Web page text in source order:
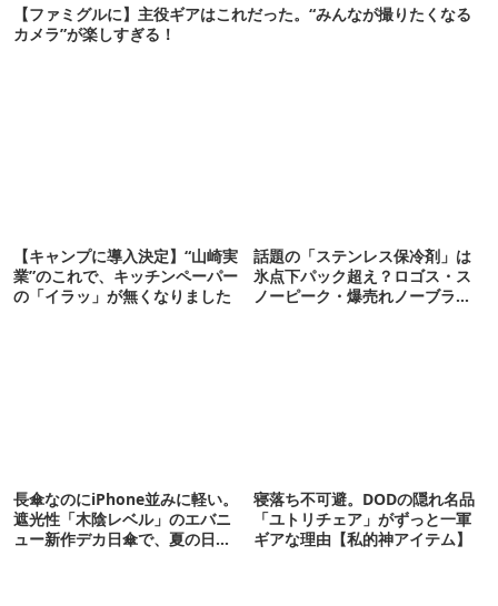
【ファミグルに】主役ギアはこれだった。“みんなが撮りたくなる
カメラ”が楽しすぎる！
【キャンプに導入決定】“山崎実
業”のこれで、キッチンペーパー
の「イラッ」が無くなりました
話題の「ステンレス保冷剤」は
氷点下パック超え？ロゴス・ス
ノーピーク・爆売れノーブラン
長傘なのにiPhone並みに軽い。
遮光性「木陰レベル」のエバニ
ュー新作デカ日傘で、夏の日焼
寝落ち不可避。DODの隠れ名品
「ユトリチェア」がずっと一軍
ギアな理由【私的神アイテム】